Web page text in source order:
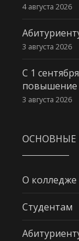
4 августа 2026
3 августа 2026
С 1
повышение
3 августа 2026
ОСНОВНЫЕ
О колледже
Студентам